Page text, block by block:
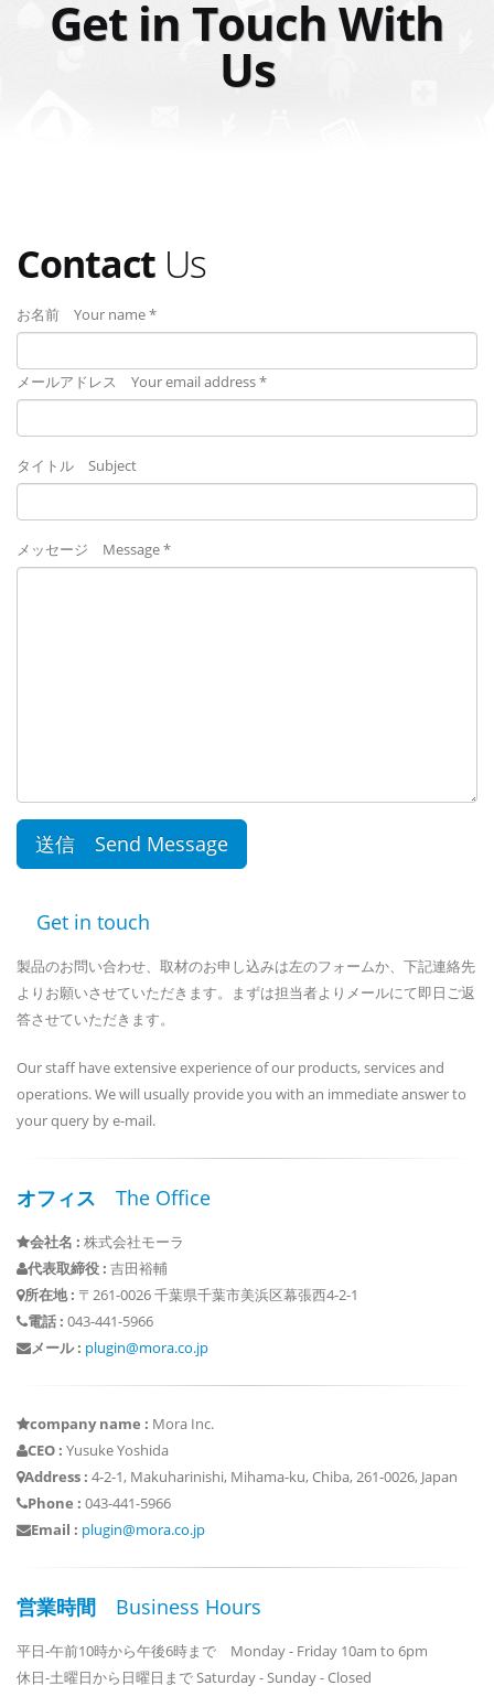
Get in Touch With
Us
Contact Us
お名前 Your name *
メールアドレス Your email address *
タイトル Subject
メッセージ Message *
Get in touch
製品のお問い合わせ、取材のお申し込みは左のフォームか、下記連絡先
よりお願いさせていただきます。まずは担当者よりメールにて即日ご返
答させていただきます。
Our staff have extensive experience of our products, services and
operations. We will usually provide you with an immediate answer to
your query by e-mail.
オフィス The Office
会社名 : 株式会社モーラ
代表取締役 : 吉田裕輔
所在地 : 〒261-0026 千葉県千葉市美浜区幕張西4-2-1
電話 : 043-441-5966
メール : plugin@mora.co.jp
company name : Mora Inc.
CEO : Yusuke Yoshida
Address : 4-2-1, Makuharinishi, Mihama-ku, Chiba, 261-0026, Japan
Phone : 043-441-5966
Email : plugin@mora.co.jp
営業時間 Business Hours
平日-午前10時から午後6時まで Monday - Friday 10am to 6pm
休日-土曜日から日曜日まで Saturday - Sunday - Closed